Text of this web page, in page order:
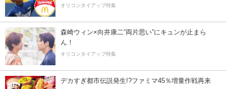
オリコンタイアップ特集
森崎ウィン×向井康二“両片思い”にキュンが止まら
ん！
オリコンタイアップ特集
デカすぎ都市伝説発生!?ファミマ45％増量作戦再来